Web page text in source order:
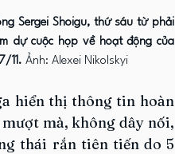
Sergei Shoigu, thứ sáu từ phải
dự cuộc họp về hoạt động của
11. Ảnh: Alexei Nikolskyi
hiển thị thông tin hoàn
mà, không dây nối,
thái rắn tiên tiến do 5